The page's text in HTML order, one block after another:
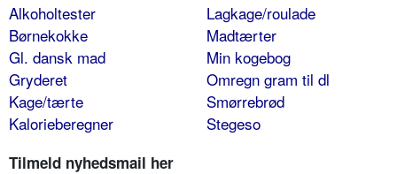
Alkoholtester
Børnekokke
Gl. dansk mad
Gryderet
Kage/tærte
Kalorieberegner
Lagkage/roulade
Madtærter
Min kogebog
Omregn gram til dl
Smørrebrød
Stegeso
Tilmeld nyhedsmail her